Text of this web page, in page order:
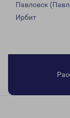
Павловск
Ирбит